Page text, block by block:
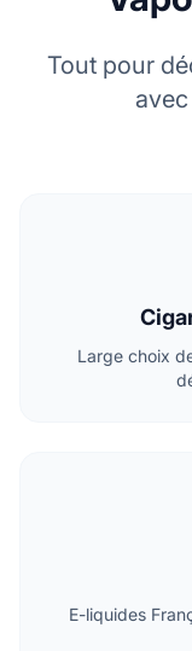
Tout pour
Large choix
E-liquides